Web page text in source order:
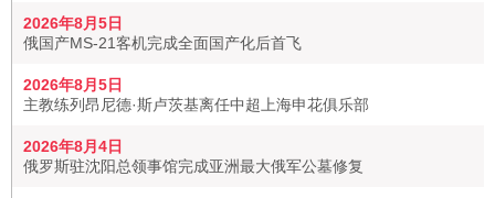
2026年8月5日
俄国产MS-21客机完成全面国产化后首飞
2026年8月5日
主教练列昂尼德·斯卢茨基离任中超上海申花俱乐部
2026年8月4日
俄罗斯驻沈阳总领事馆完成亚洲最大俄军公墓修复